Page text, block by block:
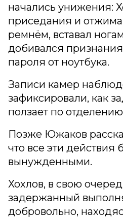
начались унижения:
приседания и
ремнём, вставал
добивался
пароля от ноутбука.
Записи камер
зафиксировали, как
ползает по
Позже Южаков
что все эти действия
вынужденными.
Хохлов, в свою
задержанный
добровольно,